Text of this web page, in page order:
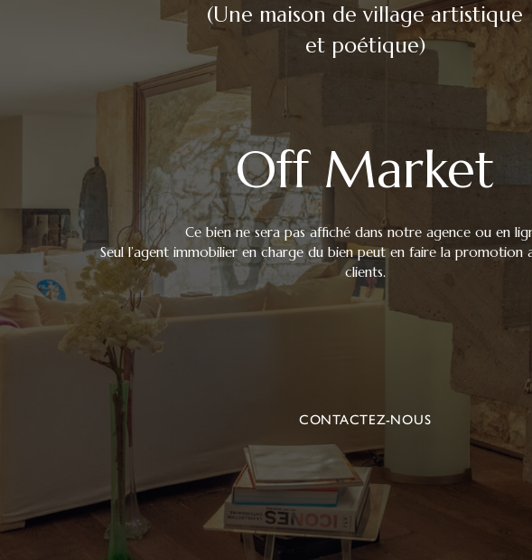
(Une maison de village artistique
et poétique)
Off Market
Ce bien ne sera pas affiché dans notre agence ou en
Seul l’agent immobilier en charge du bien peut en faire la promotion
clients.
CONTACTEZ-NOUS